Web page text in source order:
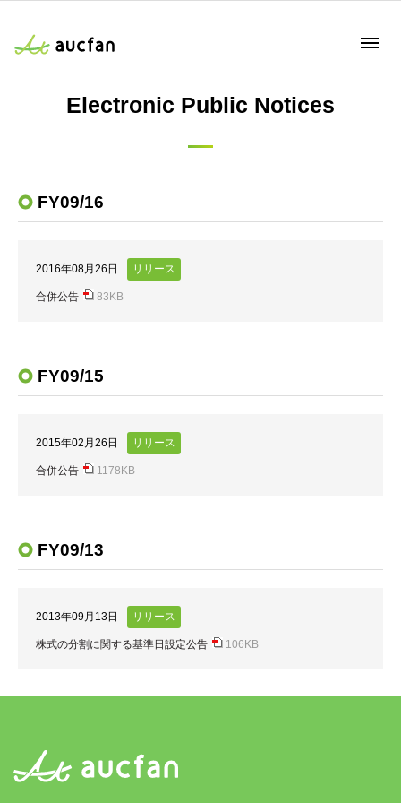
Electronic Public Notices
FY09/16
2016年08月26日
合併公告 83KB
FY09/15
2015年02月26日
合併公告 1178KB
FY09/13
2013年09月13日
株式の分割に関する基準日設定公告 106KB